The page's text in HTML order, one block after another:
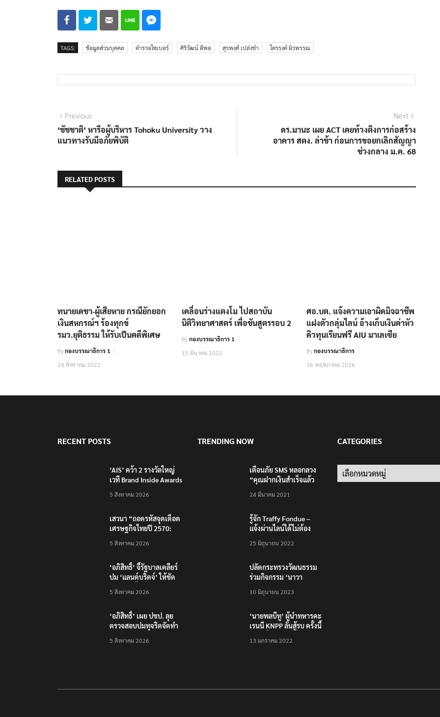
TAGS: ข้อมูลส่วนบุคคล ตำรวจไซเบอร์ ศิริวัฒน์ ดีพอ สุรพงศ์ เปล่งขำ ไตรรงค์ ผิวพรรณ
แนะแนว
เรื่อง
PreviousPrevious
post:
‘ชัชชาติ’ หารือผู้บริหาร Tohoku University วาง
แนวทางรับมือภัยพิบัติ
Next
ดร.มานะ เผย ACT เคยท้วงติงการก่อสร้าง
อาคาร สตง. ล่าช้า ก่อนการขอยกเลิกสัญญา
ช่วงกลาง ม.ค. 68
RELATED POSTS
ทนายเดชา-ผู้เสียหาย กรณียักยอก
เงินสหกรณ์ฯ ร้องทุกข์
รมว.ยุติธรรม ให้รับเป็นคดีพิเศษ
Byกองบรรณาธิการ 1
29 สิงหาคม 2022
เคลื่อนร่างแตงโม ไปสถาบัน
นิติวิทยาศาสตร์ เพื่อชันสูตรรอบ 2
Byกองบรรณาธิการ 1
15 มีนาคม 2022
ศอ.บต. แจ้งความเอาผิดมิจฉาชีพ
แฝงตัวกลุ่มไลน์ อ้างเก็บเงินค่าหัว
คิวทุนเรียนฟรี AIU มาเลเซีย
Byกองบรรณาธิการ
16 พฤษภาคม 2026
RECENT POSTS
‘AIS’ คว้า 2 รางวัลใหญ่
เวที Brand Inside Awards
โครงสร้างพื้นฐานดิจิทัล
5 สิงหาคม 2026
เสวนา “ถอดรหัสจุดเดือด
เศรษฐกิจไทยปี 2570:
ธุรกิจไทยจะรับมือ
5 สิงหาคม 2026
‘อภิสิทธิ์’ จี้รัฐบาลเคลียร์
ปม ‘แลนด์บริดจ์’ ให้ชัด
5 สิงหาคม 2026
‘อภิสิทธิ์’ เผย ปชป. ลุย
ตรวจสอบปมทุจริตจัดทำ
สสว.
5 สิงหาคม 2026
TRENDING NOW
เตือนภัย SMS หลอกลวง
“คุณฝากเงินสำเร็จแล้ว
200,000 บาท”
24 มีนาคม 2021
รู้จัก Traffy Fondue –
แจ้งผ่านไลน์ได้ไม่ต้อง
ทั่วไทย ไม่ใช่แค่ในกรุง
25 มิถุนายน 2022
ปลัดกระทรวงวัฒนธรรม
ร่วมกิจกรรม ‘นาวา
ตักบาตรทางน้ำ
10 มิถุนายน 2023
‘นายพลบีทู’ ผู้นำทหารคะ
เรนนี KNPP ลั่นสู้รบ ครั้งนี้
ประชาชนต้องชนะ
13 มกราคม 2022
CATEGORIES
Categories